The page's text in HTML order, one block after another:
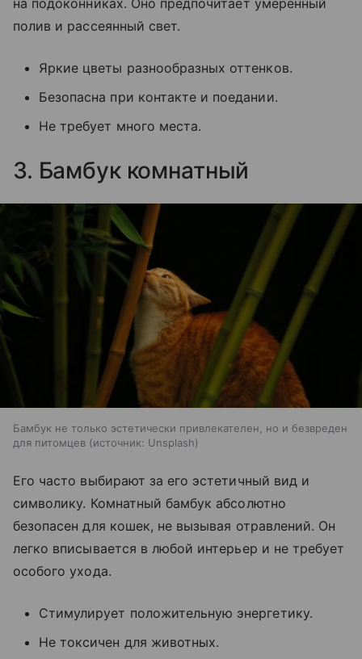
на подоконниках. Оно предпочитает умеренный
полив и рассеянный свет.
Яркие цветы разнообразных оттенков.
Безопасна при контакте и поедании.
Не требует много места.
3. Бамбук комнатный
Бамбук не только эстетически привлекателен, но и безвреден
для питомцев
источник: Unsplash
Его часто выбирают за его эстетичный вид и
символику. Комнатный бамбук абсолютно
безопасен для кошек, не вызывая отравлений. Он
легко вписывается в любой интерьер и не требует
особого ухода.
Стимулирует положительную энергетику.
Не токсичен для животных.